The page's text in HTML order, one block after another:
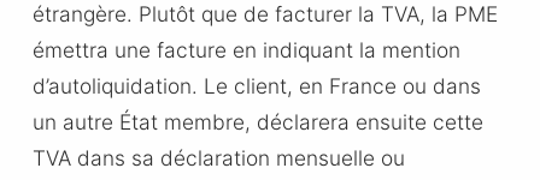
étrangère. Plutôt que de facturer la TVA, la PME
émettra une facture en indiquant la mention
d’autoliquidation. Le client, en France ou dans
un autre État membre, déclarera ensuite cette
TVA dans sa déclaration mensuelle ou